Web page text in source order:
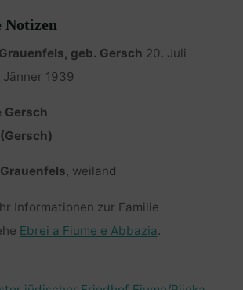
Notizen
geb. Gersch 20. Juli
Jänner 1939
Gersch
, weiland
Informationen zur Familie
Ebrei a Fiume e Abbazia.